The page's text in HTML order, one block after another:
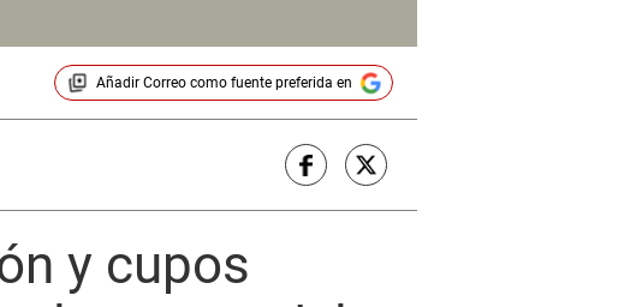
Añadir Correocomo fuente preferida en
y cupos